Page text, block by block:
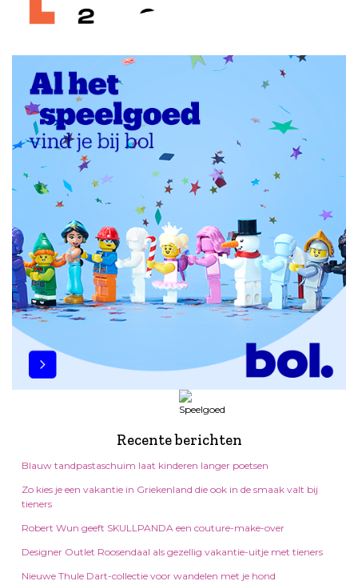
Recente berichten
Blauw tandpastaschuim laat kinderen langer poetsen
Zo kies je een vakantie in Griekenland die ook in de smaak valt bij
tieners
Robert Wun geeft SKULLPANDA een couture-make-over
Designer Outlet Roosendaal als gezellig vakantie-uitje met tieners
Nieuwe Thule Dart-collectie voor wandelen met je hond